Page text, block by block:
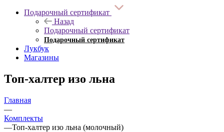
Подарочный сертификат
Назад
Подарочный сертификат
Подарочный сертификат
Лукбук
Магазины
Топ-халтер изо льна
Главная
—
Комплекты
—Топ-халтер изо льна (молочный)